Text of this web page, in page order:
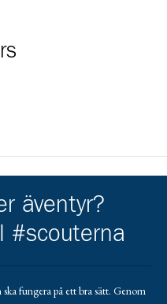
www.cramo.se/sv
äventyr?
#scouterna
fungera på ett bra sätt. Genom